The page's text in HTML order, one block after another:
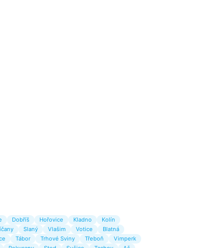
Dobříš Hořovice Kladno
Kolín
Slaný Vlašim Votice
Blatná
Tábor Trhové Sviny Třeboň
Vimperk